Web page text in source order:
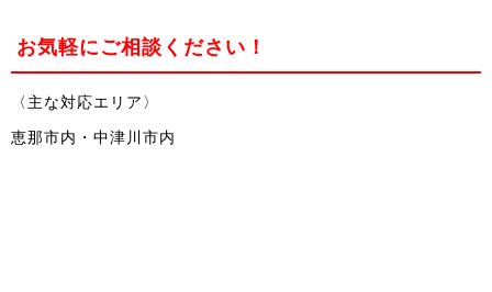
お気軽にご相談ください！
〈主な対応エリア〉
恵那市内・中津川市内